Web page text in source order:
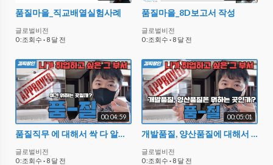
품질마을_직교배열실험사례
글로벌비전
0 :조회수 · 8 달 전
품질마을_8D보고서 작성
글로벌비전
0 :조회수 · 8 달 전
00:04:59
품질직무 에 대해서 싹 다 알려드립니다.
글로벌비전
0 :조회수 · 8 달 전
00:05:01
개발품질, 양산품질에 대해서 싹 다 알려드립니다.
글로벌비전
0 :조회수 · 8 달 전